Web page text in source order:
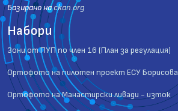
Базиранo наckan.org
Набори
Зони от ПУП по член 16 (План за регулация)
Ортофото на пилотен проект ЕСУ Борисова
Ортофото на Манастирски ливади - изток